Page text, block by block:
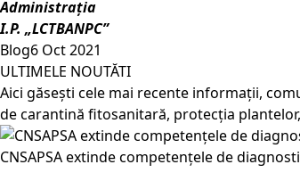
Administrația
I.P. „LCTBANPC”
Blog6 Oct 2021
ULTIMELE NOUTĂTI
Aici găsești cele mai recente informații,
de carantină fitosanitară, protecția
CNSAPSA extinde competențele de